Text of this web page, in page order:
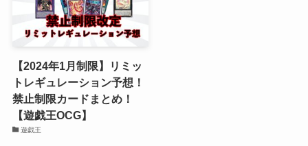
【2024年1月制限】リミッ
トレギュレーション予想！
禁止制限カードまとめ！
【遊戯王OCG】
遊戯王